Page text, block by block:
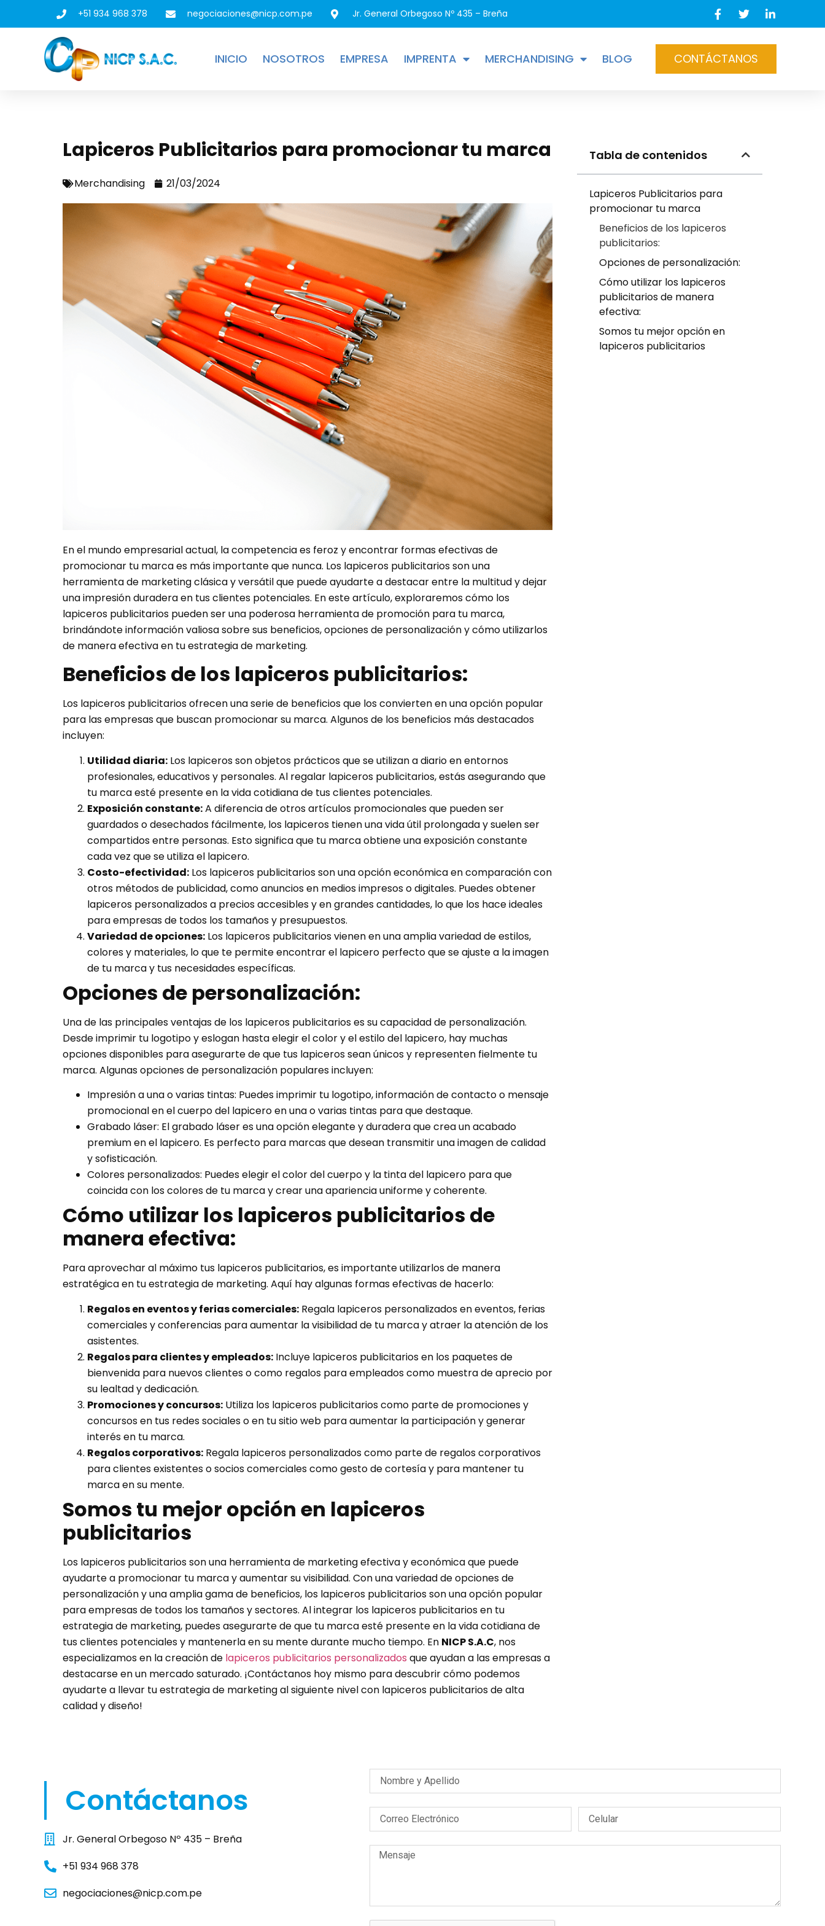
+51 934 968 378 negociaciones@nicp.com.pe Jr. General Orbegoso Nº 435 – Breña
INICIO NOSOTROS EMPRESA IMPRENTA MERCHANDISING BLOG CONTÁCTANOS
Lapiceros Publicitarios para promocionar tu marca
Merchandising 21/03/2024
En el mundo empresarial actual, la competencia es feroz y encontrar formas efectivas de
promocionar tu marca es más importante que nunca. Los lapiceros publicitarios son una
herramienta de marketing clásica y versátil que puede ayudarte a destacar entre la multitud y dejar
una impresión duradera en tus clientes potenciales. En este artículo, exploraremos cómo los
lapiceros publicitarios pueden ser una poderosa herramienta de promoción para tu marca,
brindándote información valiosa sobre sus beneficios, opciones de personalización y cómo utilizarlos
de manera efectiva en tu estrategia de marketing.
Beneficios de los lapiceros publicitarios:
Los lapiceros publicitarios ofrecen una serie de beneficios que los convierten en una opción popular
para las empresas que buscan promocionar su marca. Algunos de los beneficios más destacados
incluyen:
Utilidad diaria: Los lapiceros son objetos prácticos que se utilizan a diario en entornos
profesionales, educativos y personales. Al regalar lapiceros publicitarios, estás asegurando que
tu marca esté presente en la vida cotidiana de tus clientes potenciales.
Exposición constante:A diferencia de otros artículos promocionales que pueden ser
guardados o desechados fácilmente, los lapiceros tienen una vida útil prolongada y suelen ser
compartidos entre personas. Esto significa que tu marca obtiene una exposición constante
cada vez que se utiliza el lapicero.
Costo-efectividad: Los lapiceros publicitarios son una opción económica en comparación con
otros métodos de publicidad, como anuncios en medios impresos o digitales. Puedes obtener
lapiceros personalizados a precios accesibles y en grandes cantidades, lo que los hace ideales
para empresas de todos los tamaños y presupuestos.
Variedad de opciones: Los lapiceros publicitarios vienen en una amplia variedad de estilos,
colores y materiales, lo que te permite encontrar el lapicero perfecto que se ajuste a la imagen
de tu marca y tus necesidades específicas.
Opciones de personalización:
Una de las principales ventajas de los lapiceros publicitarios es su capacidad de personalización.
Desde imprimir tu logotipo y eslogan hasta elegir el color y el estilo del lapicero, hay muchas
opciones disponibles para asegurarte de que tus lapiceros sean únicos y representen fielmente tu
marca. Algunas opciones de personalización populares incluyen:
Impresión a una o varias tintas: Puedes imprimir tu logotipo, información de contacto o mensaje
promocional en el cuerpo del lapicero en una o varias tintas para que destaque.
Grabado láser: El grabado láser es una opción elegante y duradera que crea un acabado
premium en el lapicero. Es perfecto para marcas que desean transmitir una imagen de calidad
y sofisticación.
Colores personalizados: Puedes elegir el color del cuerpo y la tinta del lapicero para que
coincida con los colores de tu marca y crear una apariencia uniforme y coherente.
Cómo utilizar los lapiceros publicitarios de
manera efectiva:
Para aprovechar al máximo tus lapiceros publicitarios, es importante utilizarlos de manera
estratégica en tu estrategia de marketing. Aquí hay algunas formas efectivas de hacerlo:
Regalos en eventos y ferias comerciales: Regala lapiceros personalizados en eventos, ferias
comerciales y conferencias para aumentar la visibilidad de tu marca y atraer la atención de los
asistentes.
Regalos para clientes y empleados: Incluye lapiceros publicitarios en los paquetes de
bienvenida para nuevos clientes o como regalos para empleados como muestra de aprecio por
su lealtad y dedicación.
Promociones y concursos: Utiliza los lapiceros publicitarios como parte de promociones y
concursos en tus redes sociales o en tu sitio web para aumentar la participación y generar
interés en tu marca.
Regalos corporativos: Regala lapiceros personalizados como parte de regalos corporativos
para clientes existentes o socios comerciales como gesto de cortesía y para mantener tu
marca en su mente.
Somos tu mejor opción en lapiceros
publicitarios
Los lapiceros publicitarios son una herramienta de marketing efectiva y económica que puede
ayudarte a promocionar tu marca y aumentar su visibilidad. Con una variedad de opciones de
personalización y una amplia gama de beneficios, los lapiceros publicitarios son una opción popular
para empresas de todos los tamaños y sectores. Al integrar los lapiceros publicitarios en tu
estrategia de marketing, puedes asegurarte de que tu marca esté presente en la vida cotidiana de
tus clientes potenciales y mantenerla en su mente durante mucho tiempo. En NICP S.A.C, nos
especializamos en la creación de lapiceros publicitarios personalizados que ayudan a las empresas a
destacarse en un mercado saturado. ¡Contáctanos hoy mismo para descubrir cómo podemos
ayudarte a llevar tu estrategia de marketing al siguiente nivel con lapiceros publicitarios de alta
calidad y diseño!
Tabla de contenidos
Lapiceros Publicitarios para
promocionar tu marca
Beneficios de los lapiceros
publicitarios:
Opciones de personalización:
Cómo utilizar los lapiceros
publicitarios de manera
efectiva:
Somos tu mejor opción en
lapiceros publicitarios
Contáctanos
Jr. General Orbegoso Nº 435 – Breña
+51 934 968 378
negociaciones@nicp.com.pe